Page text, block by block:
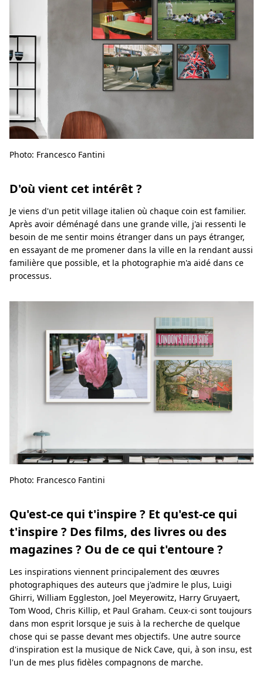
Photo: Francesco Fantini
D'où vient cet intérêt ?
Je viens d'un petit village italien où chaque coin est familier.
Après avoir déménagé dans une grande ville, j'ai ressenti le
besoin de me sentir moins étranger dans un pays étranger,
en essayant de me promener dans la ville en la rendant aussi
familière que possible, et la photographie m'a aidé dans ce
processus.
Photo: Francesco Fantini
Qu'est-ce qui t'inspire ? Et qu'est-ce qui
t'inspire ? Des films, des livres ou des
magazines ? Ou de ce qui t'entoure ?
Les inspirations viennent principalement des œuvres
photographiques des auteurs que j'admire le plus, Luigi
Ghirri, William Eggleston, Joel Meyerowitz, Harry Gruyaert,
Tom Wood, Chris Killip, et Paul Graham. Ceux-ci sont toujours
dans mon esprit lorsque je suis à la recherche de quelque
chose qui se passe devant mes objectifs. Une autre source
d'inspiration est la musique de Nick Cave, qui, à son insu, est
l'un de mes plus fidèles compagnons de marche.